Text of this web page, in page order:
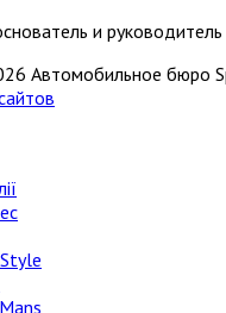
и
Автомобильное бюро